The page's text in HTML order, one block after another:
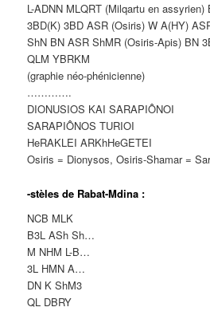
L-ADNN MLQRT (Milqartu en assyrien)
3BD(K) 3BD ASR (Osiris) W A(HY)
ShN BN ASR ShMR (Osiris-Apis) BN
QLM YBRKM
(graphie néo-phénicienne)
………….
DIONUSIOS KAI SARAPIÔNOI
SARAPIÔNOS TURIOI
HeRAKLEI ARKhHeGETEI
Osiris = Dionysos, Osiris-Shamar =
-stèles de Rabat-Mdina :
NCB MLK
B3L ASh Sh…
M NHM L-B…
3L HMN A…
DN K ShM3
QL DBRY